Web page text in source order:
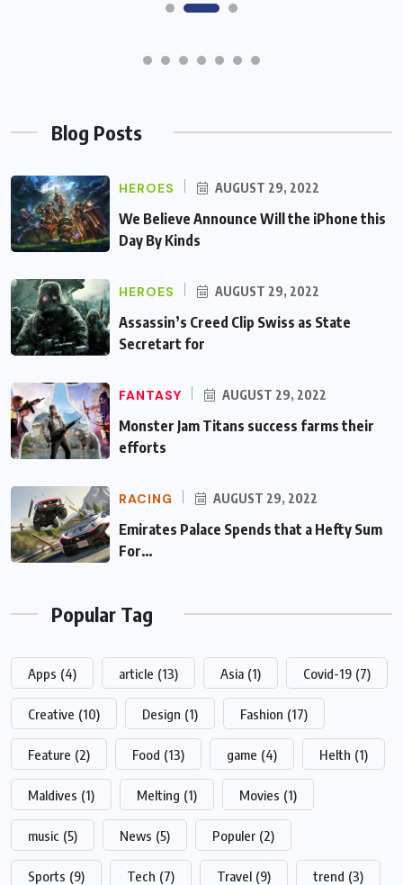
Blog Posts
HEROES AUGUST 29, 2022
We Believe Announce Will the iPhone this
Day By Kinds
HEROES AUGUST 29, 2022
Assassin’s Creed Clip Swiss as State
Secretart for
FANTASY AUGUST 29, 2022
Monster Jam Titans success farms their
efforts
RACING AUGUST 29, 2022
Emirates Palace Spends that a Hefty Sum
For…
Popular Tag
Apps (4) article (13) Asia (1) Covid-19 (7)
Creative (10) Design (1) Fashion (17)
Feature (2) Food (13) game (4) Helth (1)
Maldives (1) Melting (1) Movies (1)
music (5) News (5) Populer (2)
Sports (9) Tech (7) Travel (9) trend (3)